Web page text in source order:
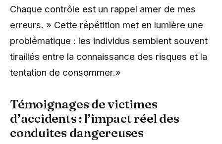
Chaque contrôle est un rappel amer de mes
erreurs. » Cette répétition met en lumière une
problématique : les individus semblent souvent
tiraillés entre la connaissance des risques et la
tentation de consommer.»
Témoignages de victimes
d’accidents : l’impact réel des
conduites dangereuses